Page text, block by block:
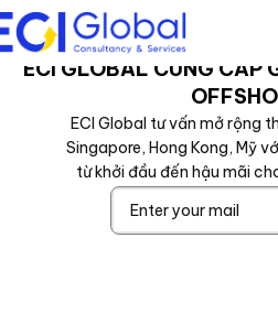
ECI GLOBAL CUNG CẤP
ECI Global tư vấn mở rộng
Singapore, Hong Kong, Mỹ
từ khởi đầu đến hậu mãi
nghiệp.